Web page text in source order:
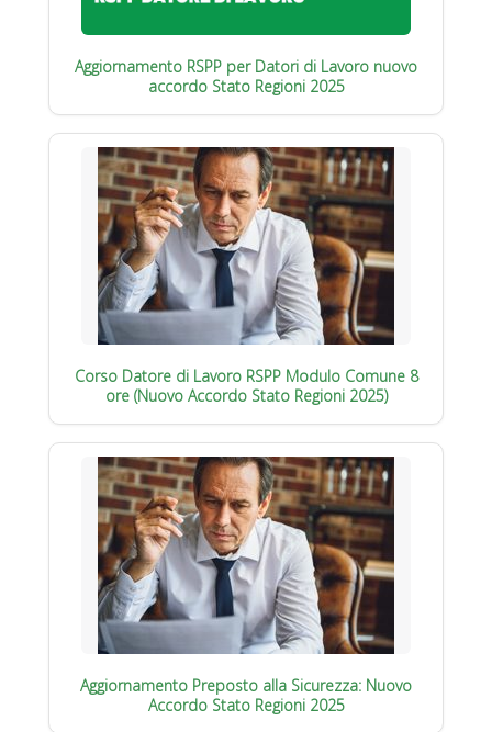
Aggiornamento RSPP per Datori di Lavoro nuovo
accordo Stato Regioni 2025
Corso Datore di Lavoro RSPP Modulo Comune 8
ore (Nuovo Accordo Stato Regioni 2025)
Aggiornamento Preposto alla Sicurezza: Nuovo
Accordo Stato Regioni 2025